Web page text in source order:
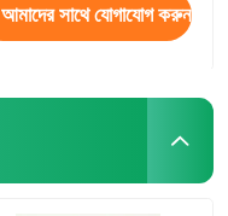
আমাদের সাথে যোগাযোগ করুন